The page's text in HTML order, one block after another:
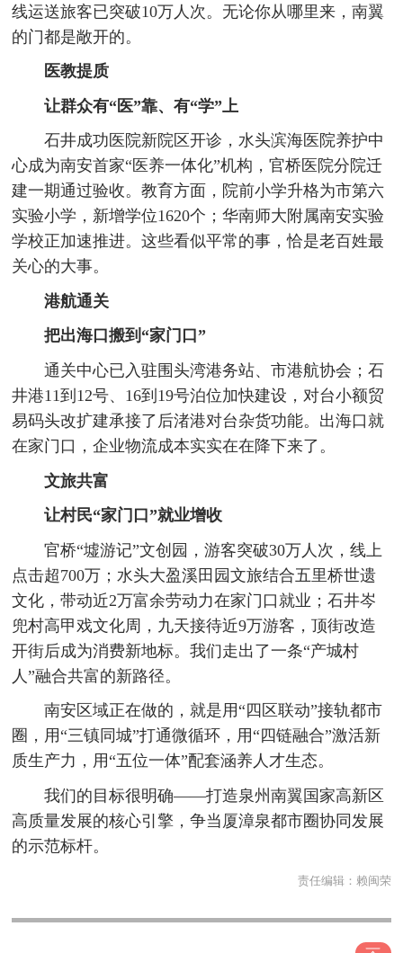
线运送旅客已突破10万人次。无论你从哪里来，南翼
的门都是敞开的。
医教提质
让群众有“医”靠、有“学”上
石井成功医院新院区开诊，水头滨海医院养护中
心成为南安首家“医养一体化”机构，官桥医院分院迁
建一期通过验收。教育方面，院前小学升格为市第六
实验小学，新增学位1620个；华南师大附属南安实验
学校正加速推进。这些看似平常的事，恰是老百姓最
关心的大事。
港航通关
把出海口搬到“家门口”
通关中心已入驻围头湾港务站、市港航协会；石
井港11到12号、16到19号泊位加快建设，对台小额贸
易码头改扩建承接了后渚港对台杂货功能。出海口就
在家门口，企业物流成本实实在在降下来了。
文旅共富
让村民“家门口”就业增收
官桥“墟游记”文创园，游客突破30万人次，线上
点击超700万；水头大盈溪田园文旅结合五里桥世遗
文化，带动近2万富余劳动力在家门口就业；石井岑
兜村高甲戏文化周，九天接待近9万游客，顶街改造
开街后成为消费新地标。我们走出了一条“产城村
人”融合共富的新路径。
南安区域正在做的，就是用“四区联动”接轨都市
圈，用“三镇同城”打通微循环，用“四链融合”激活新
质生产力，用“五位一体”配套涵养人才生态。
我们的目标很明确——打造泉州南翼国家高新区
高质量发展的核心引擎，争当厦漳泉都市圈协同发展
的示范标杆。
责任编辑： 赖闽荣